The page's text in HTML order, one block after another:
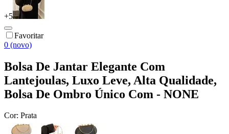
+5
Favoritar
0 (novo)
Bolsa De Jantar Elegante Com
Lantejoulas, Luxo Leve, Alta Qualidade,
Bolsa De Ombro Único Com - NONE
Cor: Prata